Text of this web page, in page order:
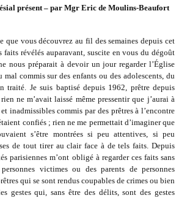
présent – par Mgr Eric de Moulins-Beaufort
que vous découvrez au fil des semaines depuis cet
faits révélés auparavant, suscite en vous du dégoût
nous préparait à devoir un jour regarder l’Église
commis sur des enfants ou des adolescents, du
traité. Je suis baptisé depuis 1962, prêtre depuis
ne m’avait laissé même pressentir que j’aurai à
inadmissibles commis par des prêtres à l’encontre
confiés ; rien ne me permettait d’imaginer que
s’être montrées si peu attentives, si peu
de tout tirer au clair face à de tels faits. Depuis
parisiennes m’ont obligé à regarder ces faits sans
victimes ou des parents de personnes
qui se sont rendus coupables de crimes ou bien
gestes qui, sans être des délits, sont des gestes